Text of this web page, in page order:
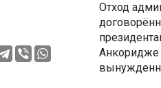
Отход
Анкоридже